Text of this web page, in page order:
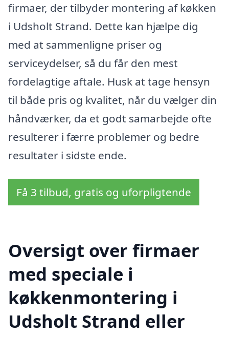
firmaer, der tilbyder montering af køkken
i Udsholt Strand. Dette kan hjælpe dig
med at sammenligne priser og
serviceydelser, så du får den mest
fordelagtige aftale. Husk at tage hensyn
til både pris og kvalitet, når du vælger din
håndværker, da et godt samarbejde ofte
resulterer i færre problemer og bedre
resultater i sidste ende.
Få 3 tilbud, gratis og uforpligtende
Oversigt over firmaer
med speciale i
køkkenmontering i
Udsholt Strand eller